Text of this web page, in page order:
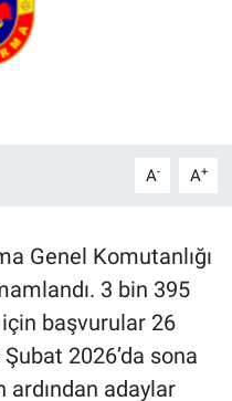
A- A+
Genel Komutanlığı
3 bin 395
başvurular 26
2026’da sona
adaylar